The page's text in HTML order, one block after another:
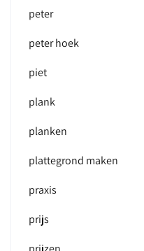
peter
peter hoek
piet
plank
planken
plattegrond maken
praxis
prijs